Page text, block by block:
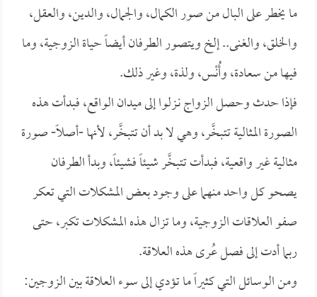
ما يخطر على البال من صور الكمال، والجمال، والدين، والعقل،
والخلق، والغنى.. إلخ ويتصور الطرفان أيضاً حياة الزوجية، وما
فيها من سعادة، وأُنْس، ولذة، وغير ذلك.
فإذا حدث وحصل الزواج نـزلوا إلى ميدان الواقع، فبدأت هذه
الصورة المثالية تتبخَّر، وهي لا بد أن تتبخَّر، لأنها -أصلاً- صورة
مثالية غير واقعية، فبدأت تتبخَّر شيئاً فشيئاً، وبدأ الطرفان
يصحو كل واحد منهما على وجود بعض المشكلات التي تعكر
صفو العلاقات الزوجية، وما تزال هذه المشكلات تكبر، حتى
ربما أدت إلى فصل عُرى هذه العلاقة.
ومن الوسائل التي كثيراً ما تؤدي إلى سوء العلاقة بين الزوجين: